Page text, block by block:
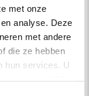
met onze
analyse. Deze
met andere
die ze hebben
hun services. U
een zeer
stof is geschikt